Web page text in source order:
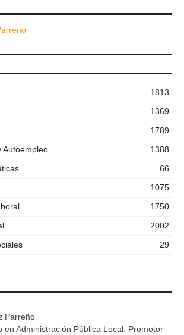
1813
1369
1789
Autoempleo
1388
66
1075
1750
2002
29
Parreño
en Administración Pública Local. Promotor